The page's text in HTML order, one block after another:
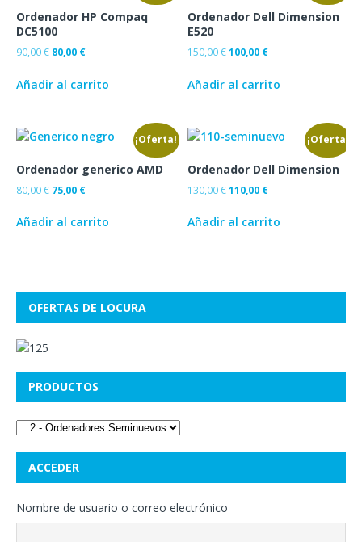
Ordenador HP Compaq
DC5100
90,00€ 80,00 €
Añadir al carrito
Ordenador Dell Dimension
E520
150,00€100,00 €
Añadir al carrito
¡Oferta!
Ordenador generico AMD
80,00€ 75,00 €
Añadir al carrito
¡Oferta!
Ordenador Dell Dimension
130,00€110,00 €
Añadir al carrito
OFERTAS DE LOCURA
PRODUCTOS
ACCEDER
Nombre de usuario o correo electrónico